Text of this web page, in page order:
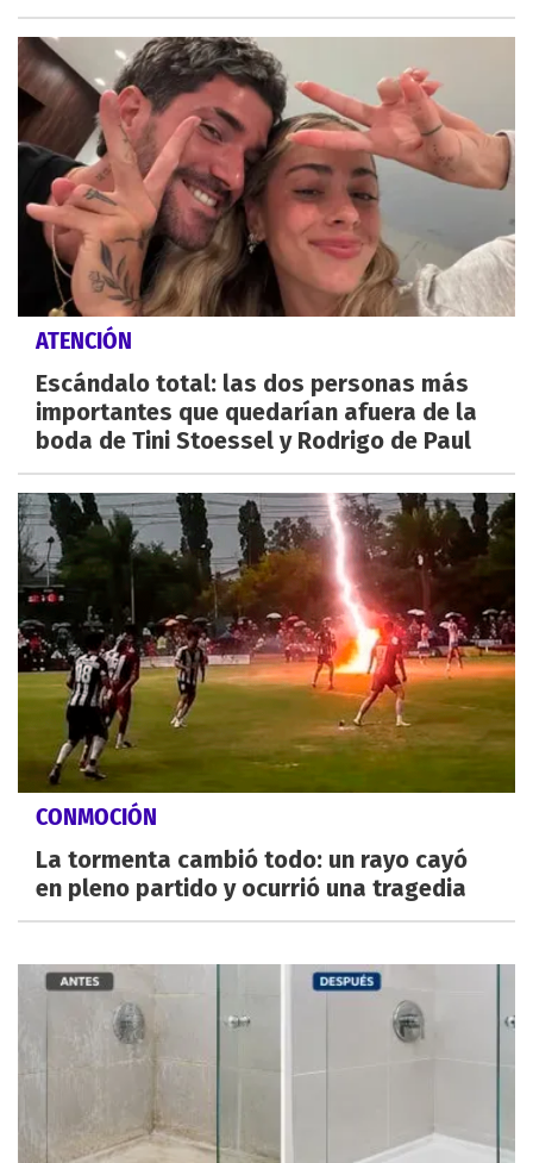
ATENCIÓN
Escándalo total: las dos personas más
importantes que quedarían afuera de la
boda de Tini Stoessel y Rodrigo de Paul
CONMOCIÓN
La tormenta cambió todo: un rayo cayó
en pleno partido y ocurrió una tragedia